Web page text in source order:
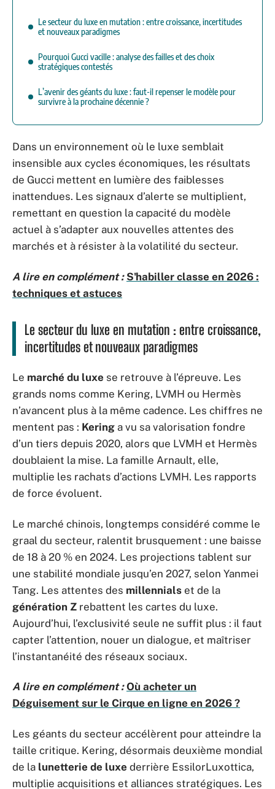
Le secteur du luxe en mutation : entre croissance, incertitudes
et nouveaux paradigmes
Pourquoi Gucci vacille : analyse des failles et des choix
stratégiques contestés
L’avenir des géants du luxe : faut-il repenser le modèle pour
survivre à la prochaine décennie ?
Dans un environnement où le luxe semblait
insensible aux cycles économiques, les résultats
de Gucci mettent en lumière des faiblesses
inattendues. Les signaux d’alerte se multiplient,
remettant en question la capacité du modèle
actuel à s’adapter aux nouvelles attentes des
marchés et à résister à la volatilité du secteur.
A lire en complément : S'habiller classe en 2026 :
techniques et astuces
Le secteur du luxe en mutation : entre croissance,
incertitudes et nouveaux paradigmes
Le marché du luxe se retrouve à l’épreuve. Les
grands noms comme Kering, LVMH ou Hermès
n’avancent plus à la même cadence. Les chiffres ne
mentent pas : Kering a vu sa valorisation fondre
d’un tiers depuis 2020, alors que LVMH et Hermès
doublaient la mise. La famille Arnault, elle,
multiplie les rachats d’actions LVMH. Les rapports
de force évoluent.
Le marché chinois, longtemps considéré comme le
graal du secteur, ralentit brusquement : une baisse
de 18 à 20 % en 2024. Les projections tablent sur
une stabilité mondiale jusqu’en 2027, selon Yanmei
Tang. Les attentes des millennials et de la
génération Z rebattent les cartes du luxe.
Aujourd’hui, l’exclusivité seule ne suffit plus : il faut
capter l’attention, nouer un dialogue, et maîtriser
l’instantanéité des réseaux sociaux.
A lire en complément : Où acheter un
Déguisement sur le Cirque en ligne en 2026 ?
Les géants du secteur accélèrent pour atteindre la
taille critique. Kering, désormais deuxième mondial
de la lunetterie de luxe derrière EssilorLuxottica,
multiplie acquisitions et alliances stratégiques. Les